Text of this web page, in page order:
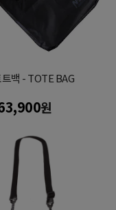
백 - TOTE BAG
원